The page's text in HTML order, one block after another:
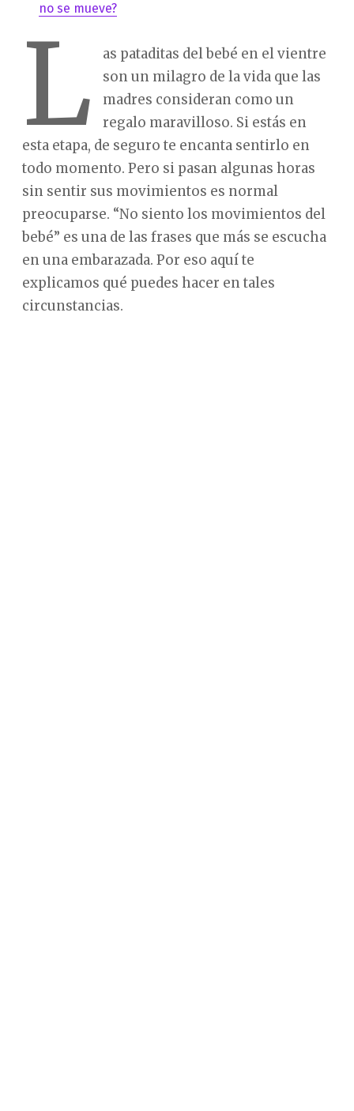
no se mueve?
L
as pataditas del bebé en el vientre
son un milagro de la vida que las
madres consideran como un
regalo maravilloso. Si estás en
esta etapa, de seguro te encanta sentirlo en
todo momento. Pero si pasan algunas horas
sin sentir sus movimientos es normal
preocuparse. “No siento los movimientos del
bebé” es una de las frases que más se escucha
en una embarazada. Por eso aquí te
explicamos qué puedes hacer en tales
circunstancias.